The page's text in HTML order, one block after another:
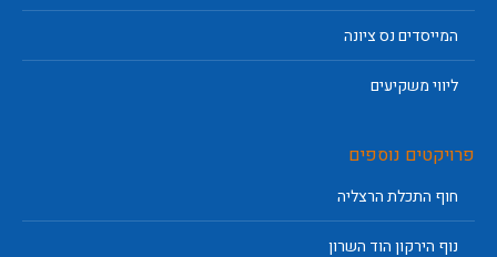
המייסדים נס ציונה
ליווי משקיעים
פרויקטים נוספים
חוף התכלת הרצליה
נוף הירקון הוד השרון